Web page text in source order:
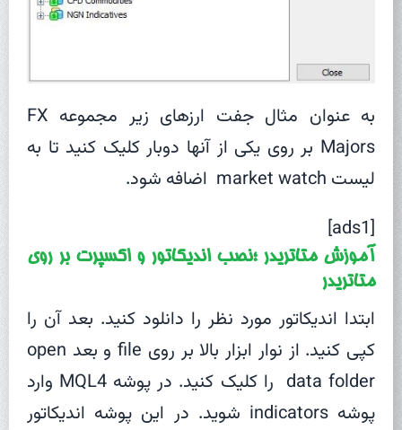
به عنوان مثال جفت ارزهای زیر مجموعه FX
Majors بر روی یکی از آنها دوبار کلیک کنید تا به
لیست market watch اضافه شود.
[ads1]
آموزش متاتریدر ؛نصب اندیکاتور و اکسپرت بر روی
متاتریدر
ابتدا اندیکاتور مورد نظر را دانلود کنید. بعد آن را
کپی کنید. از نوار ابزار بالا بر روی file و بعد open
data folder را کلیک کنید. در پوشه MQL4 وارد
پوشه indicators شوید. در این پوشه اندیکاتور